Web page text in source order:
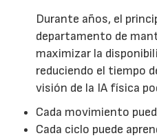
Durante años, el
departamento de
maximizar la
reduciendo el tiempo
visión de la IA física
Cada movimiento
Cada ciclo puede